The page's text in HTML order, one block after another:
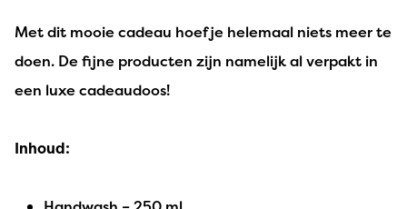
Met dit mooie cadeau hoef je helemaal niets meer te
doen. De fijne producten zijn namelijk al verpakt in
een luxe cadeaudoos!
Inhoud: